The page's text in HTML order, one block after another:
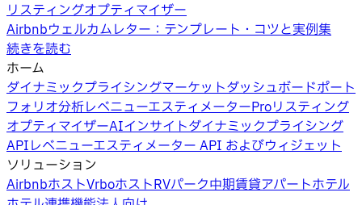
リスティングオプティマイザー
Airbnbウェルカムレター：テンプレート・コツと実例集
続きを読む
ホーム
ダイナミックプライシングマーケットダッシュボードポート
フォリオ分析レベニューエスティメーターProリスティング
オプティマイザーAIインサイトダイナミックプライシング
APIレベニューエスティメーター API およびウィジェット
ソリューション
AirbnbホストVrboホストRVパーク中期賃貸アパートホテル